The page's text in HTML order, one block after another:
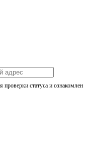
проверки статуса и ознакомлен